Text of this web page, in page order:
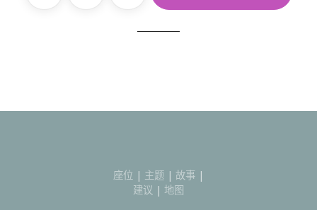
座位 | 主题 | 故事 |
建议 | 地图